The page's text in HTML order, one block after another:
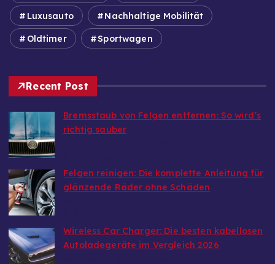
Luxusauto Nachhaltige Mobilität
Oldtimer Sportwagen
Recent Post
Bremsstaub von Felgen entfernen: So wird’s
richtig sauber
Felgen reinigen: Die komplette Anleitung für
glänzende Räder ohne Schäden
Wireless Car Charger: Die besten kabellosen
Autoladegeräte im Vergleich 2026